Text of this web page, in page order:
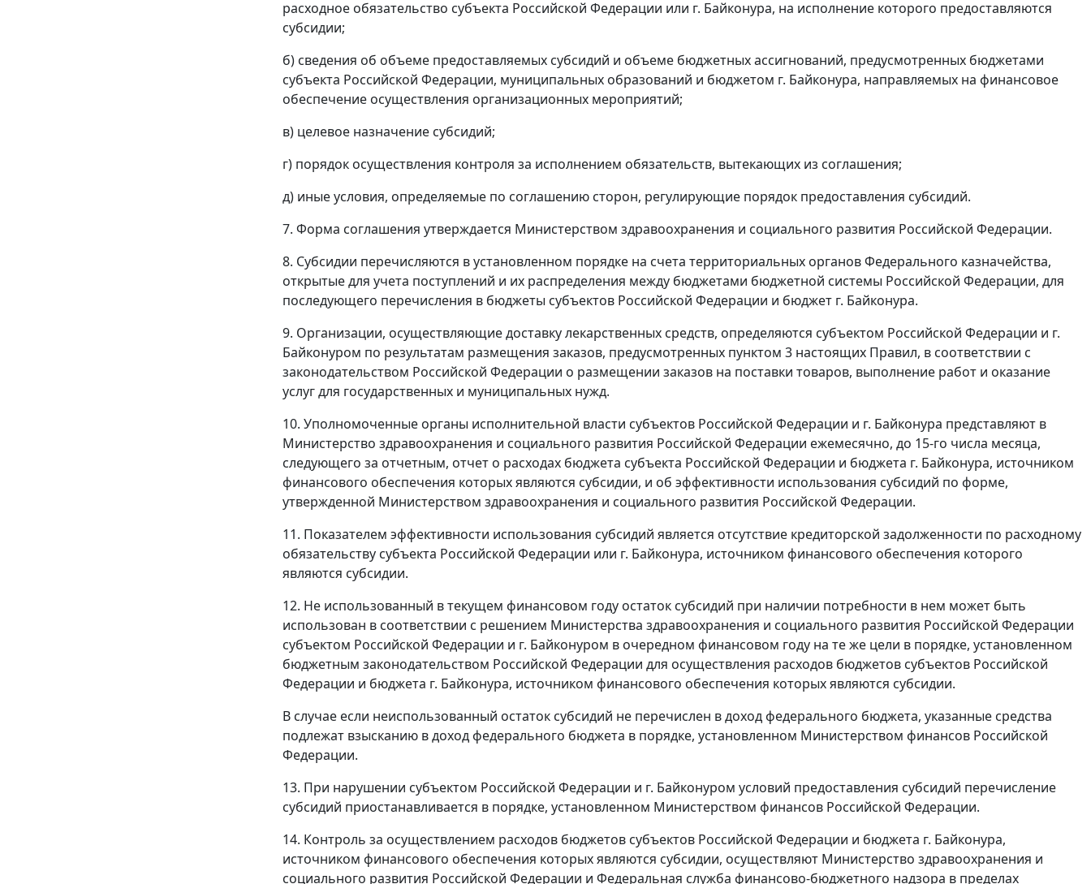
расходное обязательство субъекта Российской Федерации или г. Байконура, на исполнение которого предоставляются
субсидии;
б) сведения об объеме предоставляемых субсидий и объеме бюджетных ассигнований, предусмотренных бюджетами
субъекта Российской Федерации, муниципальных образований и бюджетом г. Байконура, направляемых на финансовое
обеспечение осуществления организационных мероприятий;
в) целевое назначение субсидий;
г) порядок осуществления контроля за исполнением обязательств, вытекающих из соглашения;
д) иные условия, определяемые по соглашению сторон, регулирующие порядок предоставления субсидий.
7. Форма соглашения утверждается Министерством здравоохранения и социального развития Российской Федерации.
8. Субсидии перечисляются в установленном порядке на счета территориальных органов Федерального казначейства,
открытые для учета поступлений и их распределения между бюджетами бюджетной системы Российской Федерации, для
последующего перечисления в бюджеты субъектов Российской Федерации и бюджет г. Байконура.
9. Организации, осуществляющие доставку лекарственных средств, определяются субъектом Российской Федерации и г.
Байконуром по результатам размещения заказов, предусмотренных пунктом 3 настоящих Правил, в соответствии с
законодательством Российской Федерации о размещении заказов на поставки товаров, выполнение работ и оказание
услуг для государственных и муниципальных нужд.
10. Уполномоченные органы исполнительной власти субъектов Российской Федерации и г. Байконура представляют в
Министерство здравоохранения и социального развития Российской Федерации ежемесячно, до 15-го числа месяца,
следующего за отчетным, отчет о расходах бюджета субъекта Российской Федерации и бюджета г. Байконура, источником
финансового обеспечения которых являются субсидии, и об эффективности использования субсидий по форме,
утвержденной Министерством здравоохранения и социального развития Российской Федерации.
11. Показателем эффективности использования субсидий является отсутствие кредиторской задолженности по расходному
обязательству субъекта Российской Федерации или г. Байконура, источником финансового обеспечения которого
являются субсидии.
12. Не использованный в текущем финансовом году остаток субсидий при наличии потребности в нем может быть
использован в соответствии с решением Министерства здравоохранения и социального развития Российской Федерации
субъектом Российской Федерации и г. Байконуром в очередном финансовом году на те же цели в порядке, установленном
бюджетным законодательством Российской Федерации для осуществления расходов бюджетов субъектов Российской
Федерации и бюджета г. Байконура, источником финансового обеспечения которых являются субсидии.
В случае если неиспользованный остаток субсидий не перечислен в доход федерального бюджета, указанные средства
подлежат взысканию в доход федерального бюджета в порядке, установленном Министерством финансов Российской
Федерации.
13. При нарушении субъектом Российской Федерации и г. Байконуром условий предоставления субсидий перечисление
субсидий приостанавливается в порядке, установленном Министерством финансов Российской Федерации.
14. Контроль за осуществлением расходов бюджетов субъектов Российской Федерации и бюджета г. Байконура,
источником финансового обеспечения которых являются субсидии, осуществляют Министерство здравоохранения и
социального развития Российской Федерации и Федеральная служба финансово-бюджетного надзора в пределах